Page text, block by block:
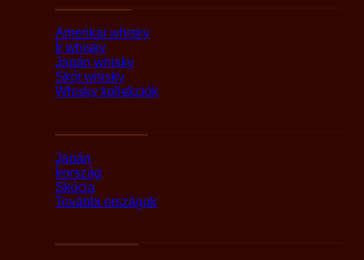
Amerikai whisky
Ír whisky
Japán whisky
Skót whisky
Whisky kollekciók
Japán
Írország
Skócia
További országok